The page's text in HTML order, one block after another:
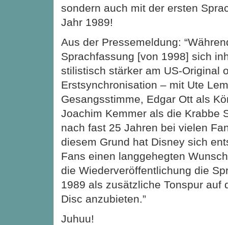
sondern auch mit der ersten
Jahr 1989!
Aus der Pressemeldung:
Sprachfassung [von 1998] sich
stilistisch stärker am US-Original
Erstsynchronisation – mit Ute
Gesangsstimme, Edgar Ott als
Joachim Kemmer als die Krabbe
nach fast 25 Jahren bei vielen
diesem Grund hat Disney sich
Fans einen langgehegten
die Wiederveröffentlichung die
1989 als zusätzliche Tonspur auf
Disc anzubieten.”
Juhuu!